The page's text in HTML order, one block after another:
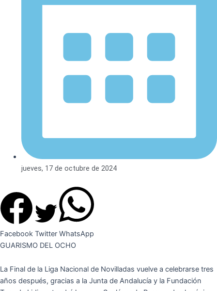
jueves, 17 de octubre de 2024
Facebook Twitter WhatsApp
GUARISMO DEL OCHO
La Final de la Liga Nacional de Novilladas vuelve a celebrarse tres
años después, gracias a la Junta de Andalucía y la Fundación